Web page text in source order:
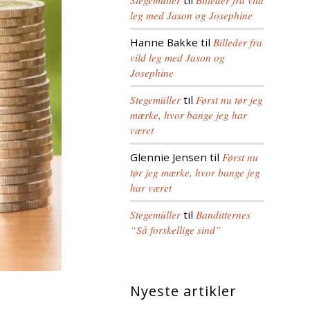
leg med Jason og Josephine
Hanne Bakke til Billeder fra
vild leg med Jason og
Josephine
Stegemüllertil Først nu tør jeg
mærke, hvor bange jeg har
været
Glennie Jensen til Først nu
tør jeg mærke, hvor bange jeg
har været
Stegemüllertil Banditternes
“Så forskellige sind”
Nyeste artikler